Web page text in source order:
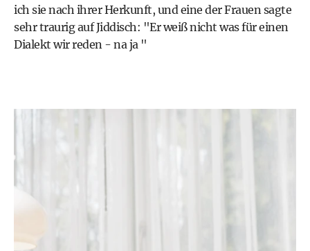
ich sie nach ihrer Herkunft, und eine der Frauen sagte
sehr traurig auf Jiddisch: "Er weiß nicht was für einen
Dialekt wir reden - na ja "